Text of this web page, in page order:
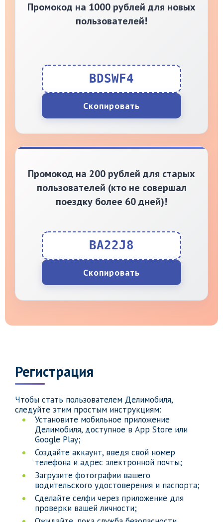
Промокод на 1000 рублей для новых
пользователей!
BDSWF4
Скопировать
Промокод на 200 рублей для старых
пользователей (кто не совершал
поездку более 60 дней)!
BA22J8
Скопировать
Регистрация
Чтобы стать пользователем Делимобиля,
следуйте этим простым инструкциям:
Установите мобильное приложение
Делимобиля, доступное в App Store или
Google Play;
Создайте аккаунт, введя свой номер
телефона и адрес электронной почты;
Загрузите фотографии вашего
водительского удостоверения и паспорта;
Сделайте селфи через приложение для
проверки вашей личности;